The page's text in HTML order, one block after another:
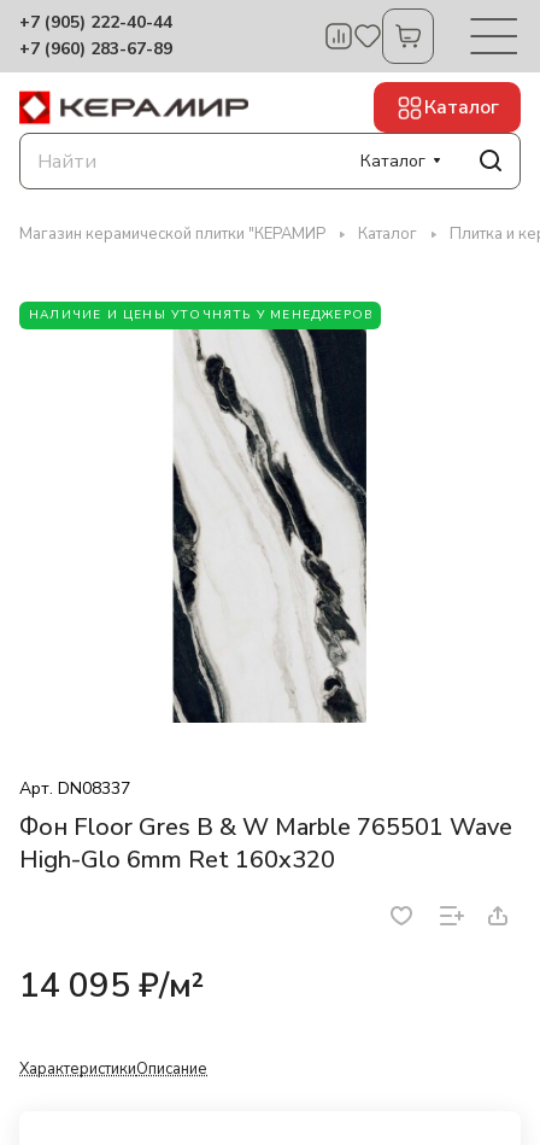
+7 (905) 222-40-44
+7 (960) 283-67-89
Каталог
Каталог
Магазин керамической плитки "КЕРАМИР Каталог Плитка и
НАЛИЧИЕ И ЦЕНЫ УТОЧНЯТЬ У МЕНЕДЖЕРОВ
Арт. DN08337
Фон Floor Gres B & W Marble 765501 Wave
High-Glo 6mm Ret 160x320
14 095 ₽/м²
ХарактеристикиОписание